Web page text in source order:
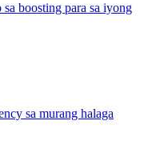
boosting para sa iyong
sa murang halaga